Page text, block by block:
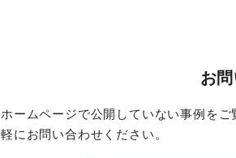
お
ホームページで公開していない事例を
軽にお問い合わせください。